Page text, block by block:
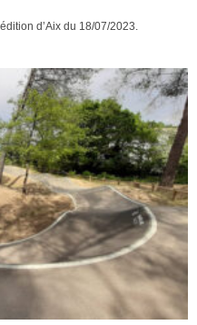
d’Aix du 18/07/2023.